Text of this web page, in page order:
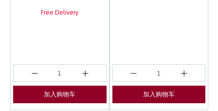
Free Delivery
加入购物车 加入购物车